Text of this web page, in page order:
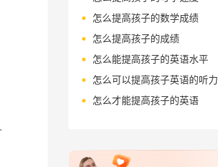
怎么提高孩子的数学成绩
怎么提高孩子的成绩
怎么能提高孩子的英语水平
怎么可以提高孩子英语的听力
怎么才能提高孩子的英语